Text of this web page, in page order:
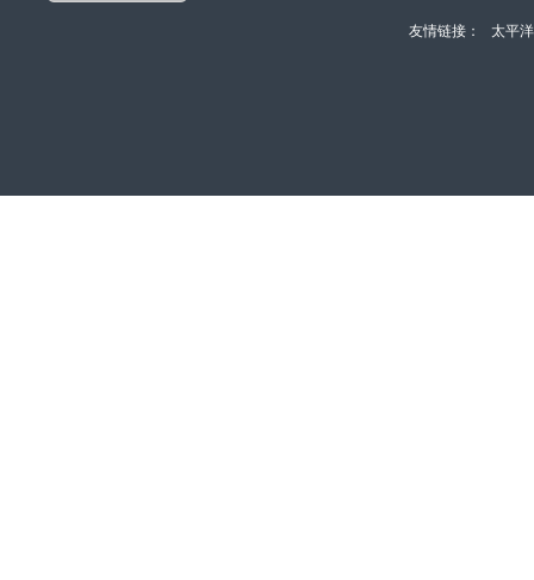
友情链接： 太平